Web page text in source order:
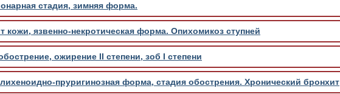
стадия, зимняя форма.
кожи, язвенно-некротическая форма. Опихомикоз ступней
ожирение II степени, зоб I степени
пруригинозная форма, стадия обострения. Хронический бронхит